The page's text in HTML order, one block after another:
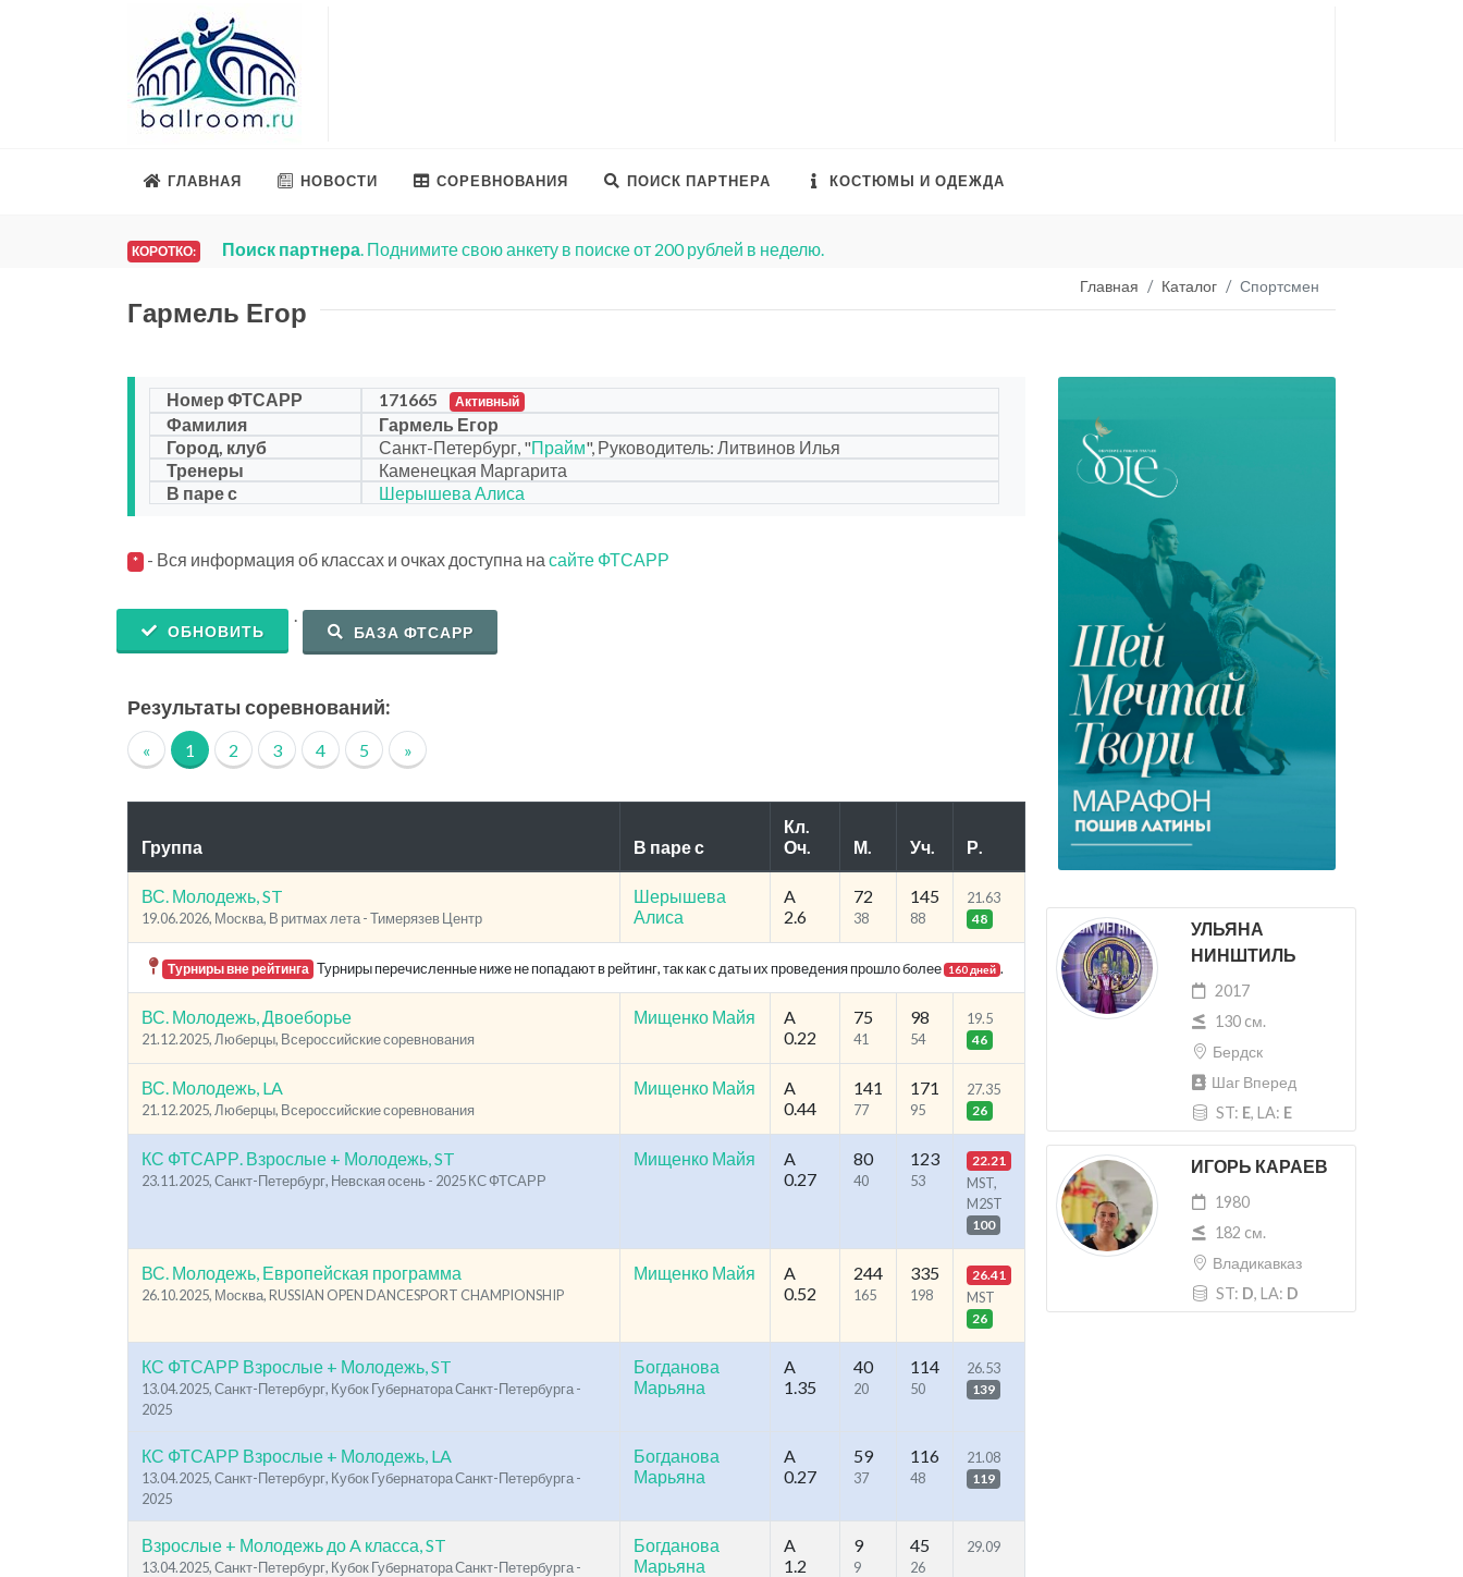
ГЛАВНАЯ НОВОСТИ СОРЕВНОВАНИЯ ПОИСК ПАРТНЕРА КОСТЮМЫ И ОДЕЖДА
КОРОТКО: Поиск партнера. Поднимите свою анкету в поиске от 200 рублей в неделю.
Главная Каталог Спортсмен
Гармель Егор
УЛЬЯНА
НИНШТИЛЬ
2017
130 cм.
Бердск
Шаг Вперед
ST: E, LA: E
ИГОРЬ КАРАЕВ
1980
182 cм.
Владикавказ
ST: D, LA: D
Номер ФТСАРР 171665 Активный
Фамилия
Гармель Егор
Город, клуб
Санкт-Петербург, "Прайм", Руководитель: Литвинов Илья
Тренеры
Каменецкая Маргарита
В паре с
Шерышева Алиса
* - Вся информация об классах и очках доступна на сайте ФТСАРР
ОБНОВИТЬ
.
БАЗА ФТСАРР
Результаты соревнований:
« 1 2 3 4 5 »
Группа В паре с
Кл.
Оч.
М. Уч. Р.
ВС. Молодежь, ST
19.06.2026, Москва, В ритмах лета - Тимерязев Центр
Шерышева
Алиса
A
2.6
72
38
145
88
21.63
48
Турниры вне рейтинга Турниры перечисленные ниже не попадают в рейтинг, так как с даты их проведения прошло более 160 дней .
ВС. Молодежь, Двоеборье
21.12.2025, Люберцы, Всероссийские соревнования
Мищенко Майя
A
0.22
75
41
98
54
19.5
46
ВС. Молодежь, LA
21.12.2025, Люберцы, Всероссийские соревнования
Мищенко Майя
A
0.44
141
77
171
95
27.35
26
КС ФТСАРР. Взрослые + Молодежь, ST
23.11.2025, Санкт-Петербург, Невская осень - 2025 КС ФТСАРР
Мищенко Майя
A
0.27
80
40
123
53
22.21
MST,
M2ST
100
ВС. Молодежь, Европейская программа
26.10.2025, Москва, RUSSIAN OPEN DANCESPORT CHAMPIONSHIP
Мищенко Майя
A
0.52
244
165
335
198
26.41
MST
26
КС ФТСАРР Взрослые + Молодежь, ST
13.04.2025, Санкт-Петербург, Кубок Губернатора Санкт-Петербурга -
2025
Богданова
Марьяна
A
1.35
40
20
114
50
26.53
139
КС ФТСАРР Взрослые + Молодежь, LA
13.04.2025, Санкт-Петербург, Кубок Губернатора Санкт-Петербурга -
2025
Богданова
Марьяна
A
0.27
59
37
116
48
21.08
119
Взрослые + Молодежь до A класса, ST
13.04.2025, Санкт-Петербург, Кубок Губернатора Санкт-Петербурга -
Богданова
Марьяна
A
1.2
9
9
45
26
29.09